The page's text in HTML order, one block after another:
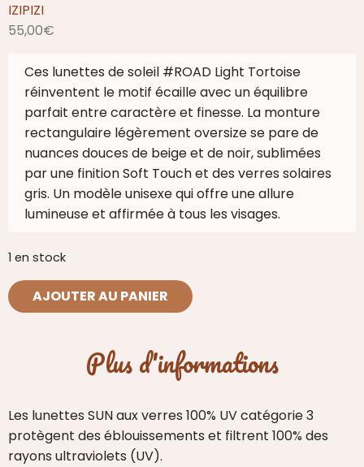
IZIPIZI
55,00€
Ces lunettes de soleil #ROAD Light Tortoise
réinventent le motif écaille avec un équilibre
parfait entre caractère et finesse. La monture
rectangulaire légèrement oversize se pare de
nuances douces de beige et de noir, sublimées
par une finition Soft Touch et des verres solaires
gris. Un modèle unisexe qui offre une allure
lumineuse et affirmée à tous les visages.
1 en stock
quantité
de
Light
Tortoise
AJOUTER AU PANIER
Plus d'informations
Les lunettes SUN aux verres 100% UV catégorie 3
protègent des éblouissements et filtrent 100% des
rayons ultraviolets (UV).